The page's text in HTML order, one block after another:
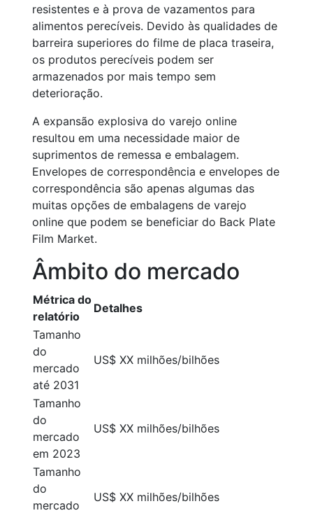
resistentes e à prova de vazamentos para
alimentos perecíveis. Devido às qualidades de
barreira superiores do filme de placa traseira,
os produtos perecíveis podem ser
armazenados por mais tempo sem
deterioração.
A expansão explosiva do varejo online
resultou em uma necessidade maior de
suprimentos de remessa e embalagem.
Envelopes de correspondência e envelopes de
correspondência são apenas algumas das
muitas opções de embalagens de varejo
online que podem se beneficiar do Back Plate
Film Market.
Âmbito do mercado
Métrica do
relatório
Detalhes
Tamanho
do
mercado
até 2031
US$ XX milhões/bilhões
Tamanho
do
mercado
em 2023
US$ XX milhões/bilhões
Tamanho
do
mercado
US$ XX milhões/bilhões